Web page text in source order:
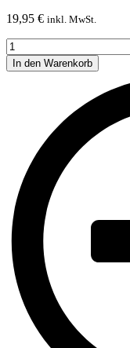
19,95 € inkl. MwSt.
Neuseeland
for
kids
In den Warenkorb